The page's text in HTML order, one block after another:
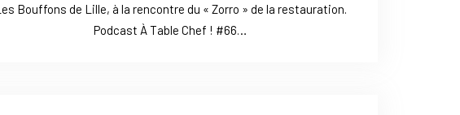
Bouffons de Lille, à la rencontre du « Zorro » de la restauration.
Podcast À Table Chef ! #66…